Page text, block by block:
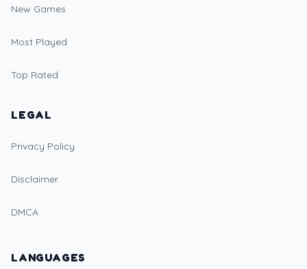
New Games
Most Played
Top Rated
LEGAL
Privacy Policy
Disclaimer
DMCA
LANGUAGES